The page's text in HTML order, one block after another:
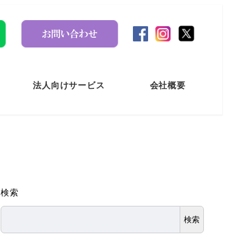
法人向けサービス 会社概要
検索
検索